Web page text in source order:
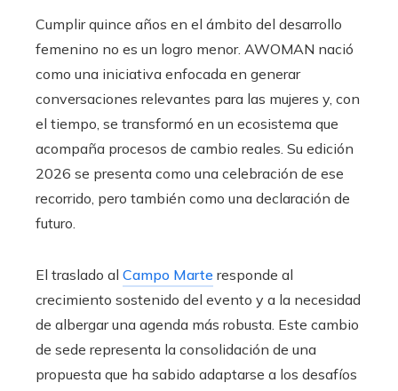
Cumplir quince años en el ámbito del desarrollo
femenino no es un logro menor. AWOMAN nació
como una iniciativa enfocada en generar
conversaciones relevantes para las mujeres y, con
el tiempo, se transformó en un ecosistema que
acompaña procesos de cambio reales. Su edición
2026 se presenta como una celebración de ese
recorrido, pero también como una declaración de
futuro.
El traslado al Campo Marte responde al
crecimiento sostenido del evento y a la necesidad
de albergar una agenda más robusta. Este cambio
de sede representa la consolidación de una
propuesta que ha sabido adaptarse a los desafíos